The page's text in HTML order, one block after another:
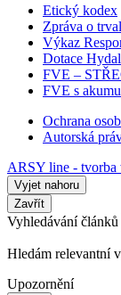
Etický kodex
Zpráva o
Výkaz
Dotace Hydal
FVE –
FVE s
Ochrana
Autorská
ARSY line - tvorba
Vyjet nahoru
Zavřít
Vyhledávání článků
Hledám relevantní
Upozornění